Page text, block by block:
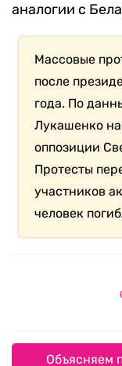
аналогии с
Массовые
после
года. По
Лукашенко
оппозиции
Протесты
участников
человек
Объясняем